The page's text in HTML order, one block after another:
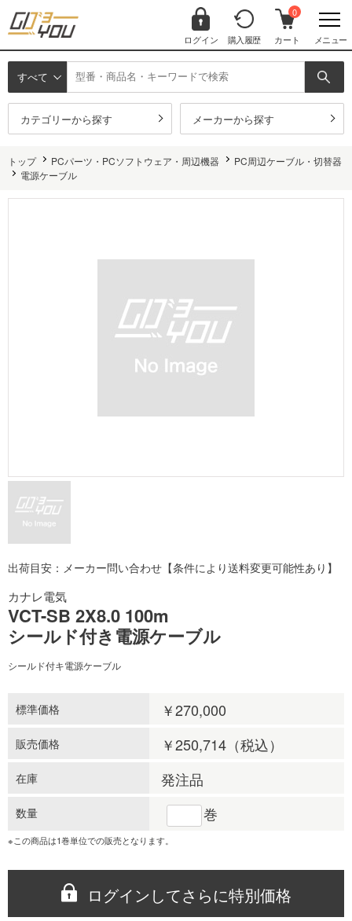
ログイン 購入履歴
0
カート メニュー
すべて
カテゴリーから探す メーカーから探す
トップ PCパーツ・PCソフトウェア・周辺機器
PC周辺ケーブル・切替器
電源ケーブル
出荷目安：メーカー問い合わせ【条件により送料変更可能性あり】
カナレ電気
VCT-SB 2X8.0 100m
シールド付き電源ケーブル
シールド付キ電源ケーブル
標準価格 ￥270,000
販売価格 ￥250,714（税込）
在庫 発注品
数量 巻
※この商品は1巻単位での販売となります。
ログインしてさらに特別価格